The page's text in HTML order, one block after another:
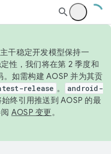
干稳定开发模型保持一
性，我们将在第 2 季度和
如需构建 AOSP 并为其贡
release 。
android-
终引用推送到 AOSP 的最
AOSP 变更。